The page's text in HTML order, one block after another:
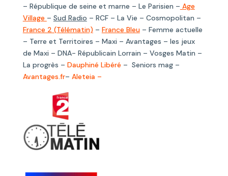
– République de seine et marne – Le Parisien – Age
Village – Sud Radio – RCF – La Vie – Cosmopolitan –
France 2 (Télématin)– France Bleu– Femme actuelle
– Terre et Territoires – Maxi – Avantages – les jeux
de Maxi – DNA- Républicain Lorrain – Vosges Matin –
La progrès – Dauphiné Libéré– Seniors mag –
Avantages.fr– Aleteia –